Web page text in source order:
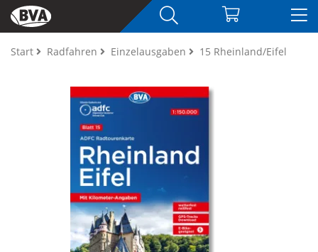
Start Radfahren Einzelausgaben 15 Rheinland/Eifel